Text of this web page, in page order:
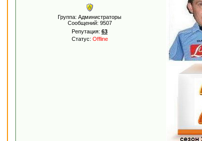
Группа: Администраторы
Сообщений: 9507
Репутация: 63
Статус: Offline